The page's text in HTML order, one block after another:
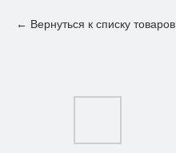
Вернуться к списку товаров